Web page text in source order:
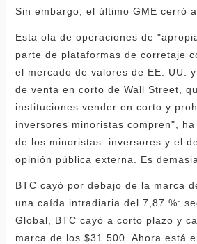
Sin embargo, el último GME cerró a
Esta ola de operaciones de
parte de plataformas de corretaje
el mercado de valores de EE. UU.
de venta en corto de Wall Street,
instituciones vender en corto y
inversores minoristas compren",
de los minoristas. inversores y el
opinión pública externa. Es
BTC cayó por debajo de la marca
una caída intradiaria del 7,87 %:
Global, BTC cayó a corto plazo y
marca de los $31 500. Ahora está